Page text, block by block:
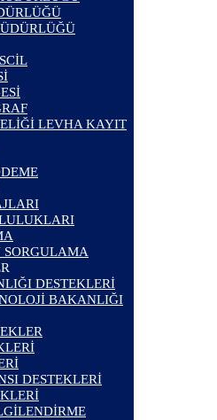
LEVHA KAYIT
SORGULAMA
DESTEKLERİ
BAKANLIĞI
DESTEKLERİ